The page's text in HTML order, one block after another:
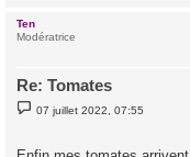
Ten
Modératrice
Re: Tomates
M07 juillet 2022, 07:55